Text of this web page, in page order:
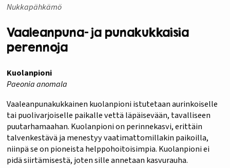
Nukkapähkämö
Vaaleanpuna- ja punakukkaisia
perennoja
Kuolanpioni
Paeonia anomala
Vaaleanpunakukkainen kuolanpioni istutetaan aurinkoiselle
tai puolivarjoiselle paikalle vettä läpäisevään, tavalliseen
puutarhamaahan. Kuolanpioni on perinnekasvi, erittäin
talvenkestävä ja menestyy vaatimattomillakin paikoilla,
niinpä se on pioneista helppohoitoisimpia. Kuolanpioni ei
pidä siirtämisestä, joten sille annetaan kasvurauha.